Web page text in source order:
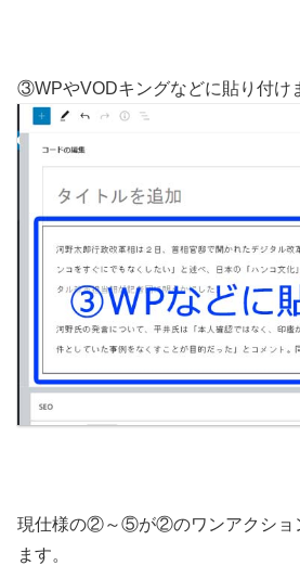
③WPやVODキングなどに貼り付け
現仕様の②～⑤が②のワンアクショ
ます。